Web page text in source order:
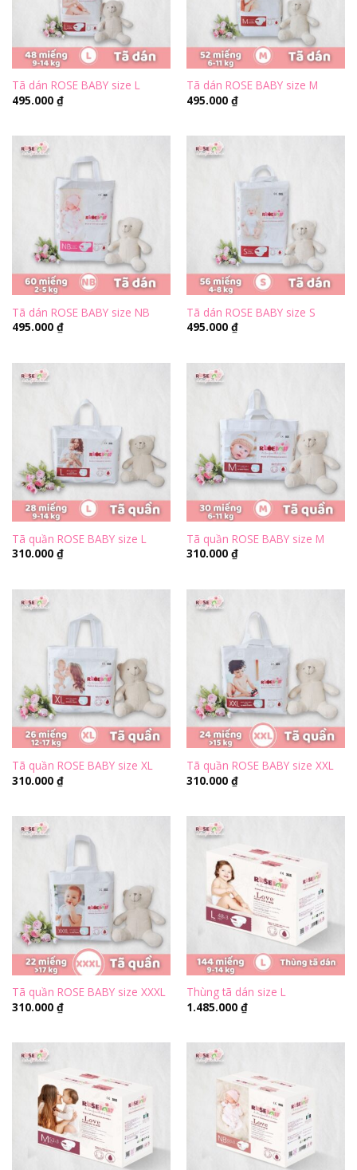
Tã dán ROSE BABY size L
495.000 ₫
Tã dán ROSE BABY size M
495.000 ₫
Tã dán ROSE BABY size NB
495.000 ₫
Tã dán ROSE BABY size S
495.000 ₫
Tã quần ROSE BABY size L
310.000 ₫
Tã quần ROSE BABY size M
310.000 ₫
Tã quần ROSE BABY size XL
310.000 ₫
Tã quần ROSE BABY size XXL
310.000 ₫
Tã quần ROSE BABY size XXXL
310.000 ₫
Thùng tã dán size L
1.485.000 ₫